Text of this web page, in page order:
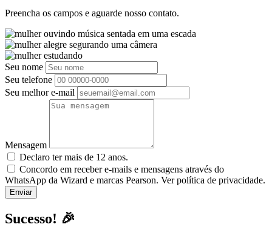
Preencha os campos e aguarde nosso contato.
Seu nome
Seu telefone
Seu melhor e-mail
Mensagem
Declaro ter mais de 12 anos.
Concordo em receber e-mails e mensagens através do
WhatsApp da Wizard e marcas Pearson. Ver política de privacidade.
Sucesso! 🎉